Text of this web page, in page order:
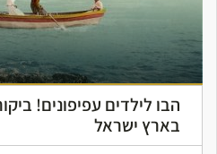
הבו לילדים עפיפונים!
בארץ ישראל